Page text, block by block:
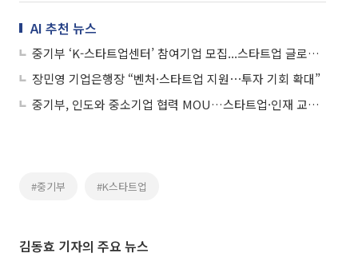
AI 추천 뉴스
중기부 ‘K-스타트업센터’ 참여기업 모집...스타트업 글로벌 진출 밀착 지원
장민영 기업은행장 “벤처·스타트업 지원⋯투자 기회 확대”
중기부, 인도와 중소기업 협력 MOU…스타트업·인재 교류 확대
#중기부 #K스타트업
김동효 기자의 주요 뉴스